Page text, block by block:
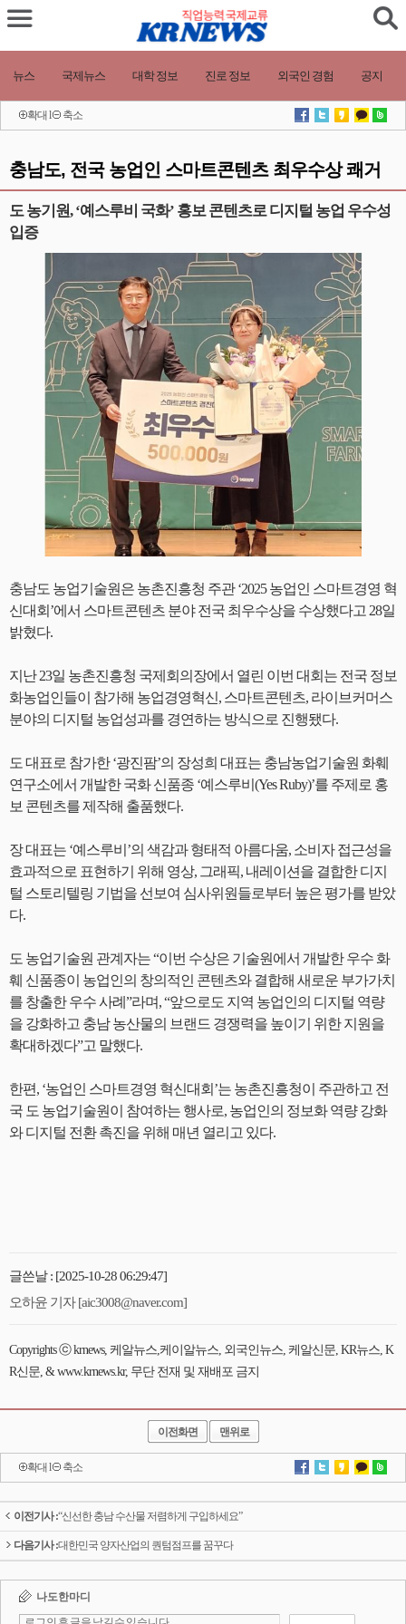
뉴스 국제뉴스 대학 정보 진로 정보 외국인 경험 공지
확대 l 축소
충남도, 전국 농업인 스마트콘텐츠 최우수상 쾌거
도 농기원, ‘예스루비 국화’ 홍보 콘텐츠로 디지털 농업 우수성
입증
충남도 농업기술원은 농촌진흥청 주관 ‘2025 농업인 스마트경영 혁
신대회’에서 스마트콘텐츠 분야 전국 최우수상을 수상했다고 28일
밝혔다.
지난 23일 농촌진흥청 국제회의장에서 열린 이번 대회는 전국 정보
화농업인들이 참가해 농업경영혁신, 스마트콘텐츠, 라이브커머스
분야의 디지털 농업성과를 경연하는 방식으로 진행됐다.
도 대표로 참가한 ‘광진팜’의 장성희 대표는 충남농업기술원 화훼
연구소에서 개발한 국화 신품종 ‘예스루비(Yes Ruby)’를 주제로 홍
보 콘텐츠를 제작해 출품했다.
장 대표는 ‘예스루비’의 색감과 형태적 아름다움, 소비자 접근성을
효과적으로 표현하기 위해 영상, 그래픽, 내레이션을 결합한 디지
털 스토리텔링 기법을 선보여 심사위원들로부터 높은 평가를 받았
다.
도 농업기술원 관계자는 “이번 수상은 기술원에서 개발한 우수 화
훼 신품종이 농업인의 창의적인 콘텐츠와 결합해 새로운 부가가치
를 창출한 우수 사례”라며, “앞으로도 지역 농업인의 디지털 역량
을 강화하고 충남 농산물의 브랜드 경쟁력을 높이기 위한 지원을
확대하겠다”고 말했다.
한편, ‘농업인 스마트경영 혁신대회’는 농촌진흥청이 주관하고 전
국 도 농업기술원이 참여하는 행사로, 농업인의 정보화 역량 강화
와 디지털 전환 촉진을 위해 매년 열리고 있다.
글쓴날 : [2025-10-28 06:29:47]
오하윤 기자 [aic3008@naver.com]
Copyrights ⓒ krnews, 케알뉴스,케이알뉴스, 외국인뉴스, 케알신문, KR뉴스, K
R신문, & www.krnews.kr, 무단 전재 및 재배포 금지
이전화면 맨위로
확대l 축소
이전기사 :“신선한 충남 수산물 저렴하게 구입하세요”
다음기사 :대한민국 양자산업의 퀀텀점프를 꿈꾸다